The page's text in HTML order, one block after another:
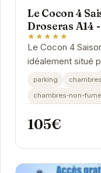
Le Cocon 4
Droseras A14
★★★★★
Le Cocon 4
idéalement situé
activités de
parking
chambres-non-
105€